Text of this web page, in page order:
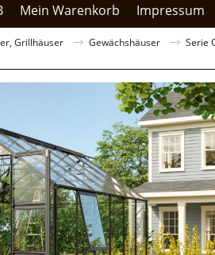
Mein Warenkorb Impressum
Grillhäuser Gewächshäuser Serie